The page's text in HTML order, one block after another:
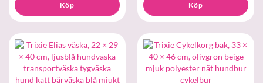
Köp Köp